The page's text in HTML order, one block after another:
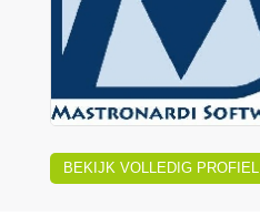
BEKIJK VOLLEDIG PROFIEL